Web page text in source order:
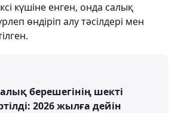
күшіне енген, онда салық
өндіріп алу тәсілдері мен
берешегінің шекті
2026 жылға дейін